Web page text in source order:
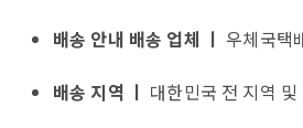
배송 안내 배송 업체 ㅣ 우체국택
배송 지역 ㅣ 대한민국 전 지역